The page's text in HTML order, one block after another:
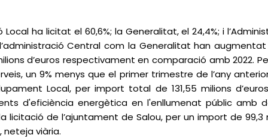
Local ha licitat el 60,6%; la Generalitat, el 24,4%; i
Central com la Generalitat han
d’euros respectivament en comparació amb 2022.
un 9% menys que el primer trimestre de l’any
Local, per import total de 131,55 milions
d'eficiència energètica en l'enllumenat públic amb
licitació de l’ajuntament de Salou, per un import de 99,3
neteja viària.